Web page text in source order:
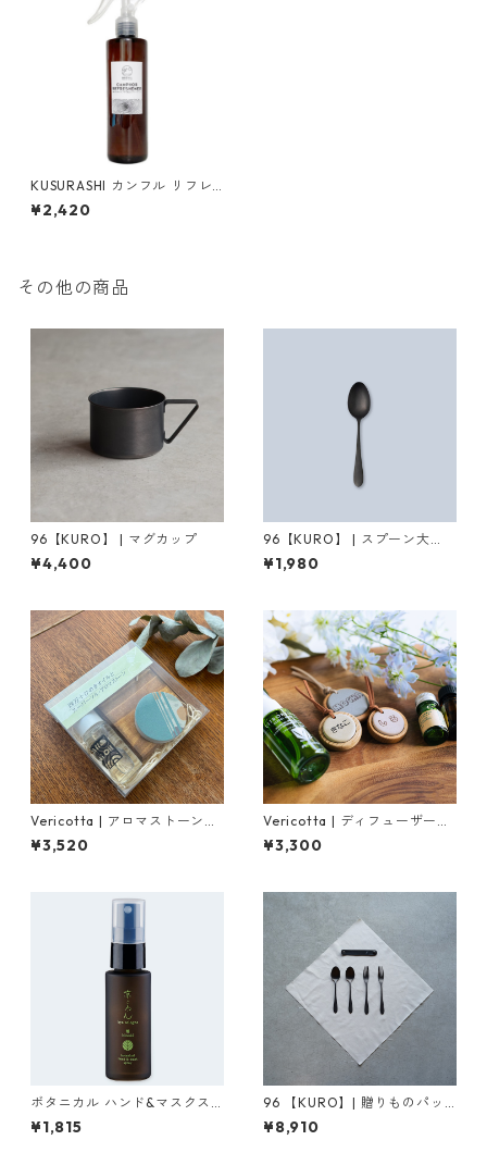
KUSURASHI カンフル リフレ
ッシュナー
¥2,420
その他の商品
96【KURO】 | マグカップ
¥4,400
96【KURO】 | スプーン大
（つやつや/ざらざら）
¥1,980
Vericotta | アロマストーンと
精油セット（全３０柄）
¥3,520
Vericotta | ディフューザー型
チャーム（サイズ小 / 全５
色）
¥3,300
ボタニカル ハンド&マスクス
プレー（檜）
¥1,815
96 【KURO】| 贈りものパッ
ケージA（大４本セット）
¥8,910